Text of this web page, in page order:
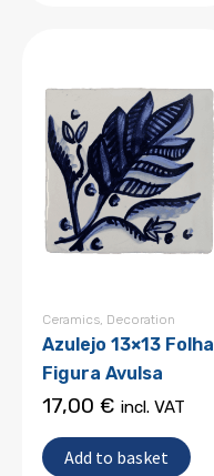
Ceramics Decoration
Azulejo 13×13 Folha
Figura Avulsa
17,00 € incl. VAT
Add to basket